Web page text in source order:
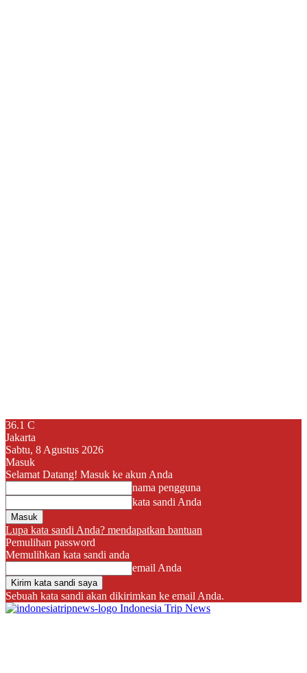
36.1 C
Jakarta
Sabtu, 8 Agustus 2026
Masuk
Selamat Datang! Masuk ke akun Anda
nama pengguna
kata sandi Anda
Lupa kata sandi Anda? mendapatkan bantuan
Pemulihan password
Memulihkan kata sandi anda
email Anda
Sebuah kata sandi akan dikirimkan ke email Anda.
Indonesia Trip News